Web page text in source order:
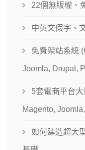
22個無版權、
中英文假字、
免費架站系統
Joomla, Drupal,
5套電商平台
Magento,
如何建造超大